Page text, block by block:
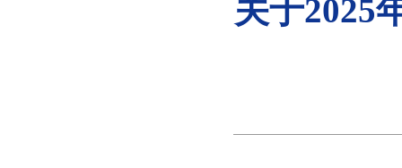
关于2025